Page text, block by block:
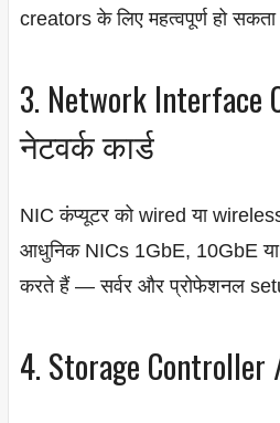
creators के लिए महत्वपूर्ण हो सकता
3. Network Interface
नेटवर्क कार्ड
NIC कंप्यूटर को wired या
आधुनिक NICs 1GbE, 10GbE या
करते हैं — सर्वर और प्रोफेशनल
4. Storage Controller